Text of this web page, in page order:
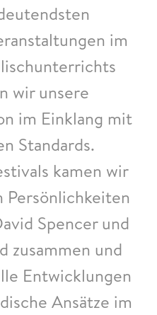
im
wir unsere
im Einklang mit
Standards.
kamen wir
Spencer und
zusammen und
Entwicklungen
Ansätze im